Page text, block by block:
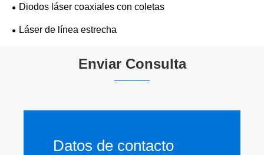
Diodos láser coaxiales con coletas
Láser de línea estrecha
Enviar Consulta
Datos de contacto